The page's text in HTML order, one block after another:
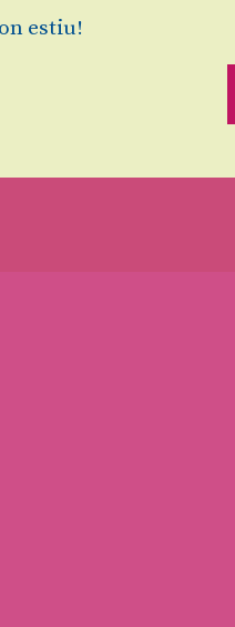
estiu!